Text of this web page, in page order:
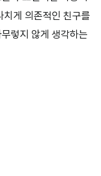
치게 의존적인 친구를
렇지 않게 생각하는